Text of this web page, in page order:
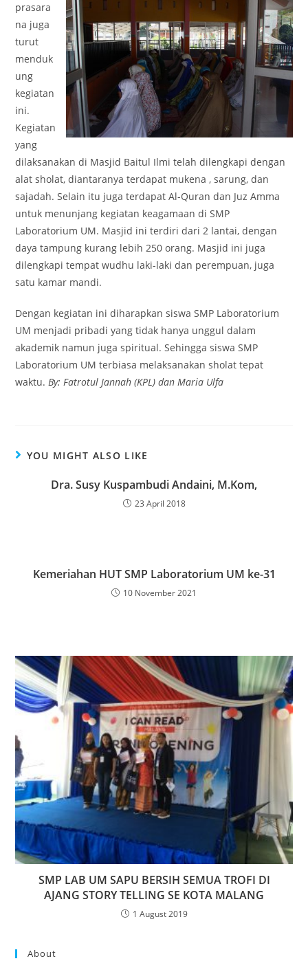
prasara
na juga
turut
menduk
ung
kegiatan
ini.
Kegiatan
yang
dilaksanakan di Masjid Baitul Ilmi telah dilengkapi dengan
alat sholat, diantaranya terdapat mukena , sarung, dan
sajadah. Selain itu juga terdapat Al-Quran dan Juz Amma
untuk menunjang kegiatan keagamaan di SMP
Laboratorium UM. Masjid ini terdiri dari 2 lantai, dengan
daya tampung kurang lebih 250 orang. Masjid ini juga
dilengkapi tempat wudhu laki-laki dan perempuan, juga
satu kamar mandi.
Dengan kegiatan ini diharapkan siswa SMP Laboratorium
UM menjadi pribadi yang tidak hanya unggul dalam
akademik namun juga spiritual. Sehingga siswa SMP
Laboratorium UM terbiasa melaksanakan sholat tepat
waktu.By: Fatrotul Jannah (KPL) dan Maria Ulfa
YOU MIGHT ALSO LIKE
Dra. Susy Kuspambudi Andaini, M.Kom,
23 April 2018
Kemeriahan HUT SMP Laboratorium UM ke-31
10 November 2021
SMP LAB UM SAPU BERSIH SEMUA TROFI DI
AJANG STORY TELLING SE KOTA MALANG
1 August 2019
About